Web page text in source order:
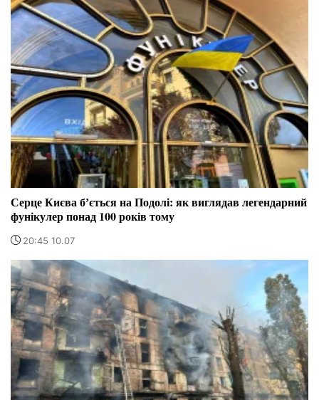
Серце Києва бʼється на Подолі: як виглядав легендарний
фунікулер понад 100 років тому
20:45 10.07